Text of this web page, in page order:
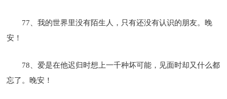
77、我的世界里没有陌生人，只有还没有认识的朋友。晚
安！
78、爱是在他迟归时想上一千种坏可能，见面时却又什么都
忘了。晚安！